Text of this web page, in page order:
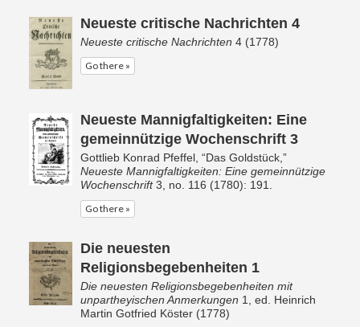
Neueste critische Nachrichten 4
Neueste critische Nachrichten 4 (1778)
Go there »
Neueste Mannigfaltigkeiten: Eine
gemeinnützige Wochenschrift 3
Gottlieb Konrad Pfeffel, “Das Goldstück,”
Neueste Mannigfaltigkeiten: Eine gemeinnützige
Wochenschrift3, no. 116 (1780): 191.
Go there »
Die neuesten
Religionsbegebenheiten 1
Die neuesten Religionsbegebenheiten mit
unpartheyischen Anmerkungen 1, ed. Heinrich
Martin Gotfried Köster (1778)